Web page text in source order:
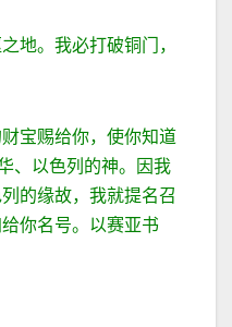
地。我必打破铜门，
宝赐给你，使你知道
、以色列的神。因我
的缘故，我就提名召
你名号。以赛亚书